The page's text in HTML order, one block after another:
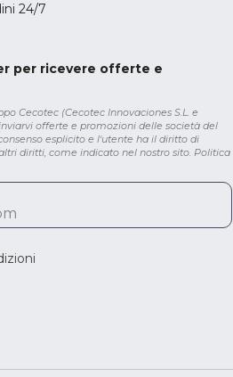
24/7
per ricevere offerte e
Cecotec (Cecotec Innovaciones S.L. e
offerte e promozioni delle società del
esplicito e l'utente ha il diritto di
diritti, come indicato nel nostro sito. Politica